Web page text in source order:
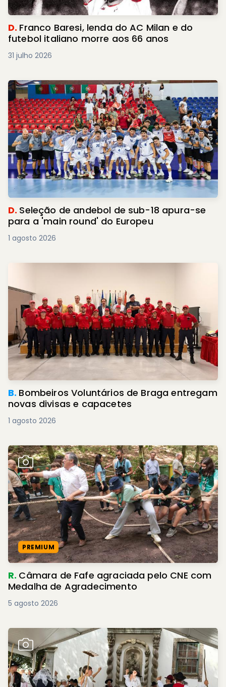
D. Franco Baresi, lenda do AC Milan e do
futebol italiano morre aos 66 anos
31 julho 2026
D. Seleção de andebol de sub-18 apura-se
para a 'main round' do Europeu
1 agosto 2026
B. Bombeiros Voluntários de Braga entregam
novas divisas e capacetes
1 agosto 2026
PREMIUM
R. Câmara de Fafe agraciada pelo CNE com
Medalha de Agradecimento
5 agosto 2026